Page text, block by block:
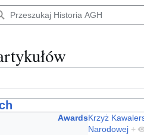
AwardsKrzyż
Narodowej +